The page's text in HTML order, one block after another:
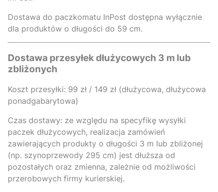
Dostawa do paczkomatu InPost dostępna wyłącznie
dla produktów o długości do 59 cm.
Dostawa przesyłek dłużycowych 3 m lub
zbliżonych
Koszt przesyłki: 99 zł / 149 zł (dłużycowa, dłużycowa
ponadgabarytowa)
Czas dostawy: ze względu na specyfikę wysyłki
paczek dłużycowych, realizacja zamówień
zawierających produkty o długości 3 m lub zbliżonej
(np. szynoprzewody 295 cm) jest dłuższa od
pozostałych oraz zmienna, zależnie od możliwości
przerobowych firmy kurierskiej.